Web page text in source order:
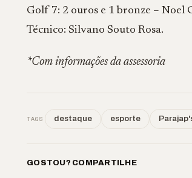
Golf 7: 2 ouros e 1 bronze – Noel
Técnico: Silvano Souto Rosa.
*Com informações da assessoria
TAGS destaque esporte
GOSTOU? COMPARTILHE